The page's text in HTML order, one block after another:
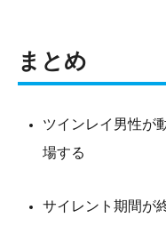
まとめ
ツインレイ男性が
場する
サイレント期間が